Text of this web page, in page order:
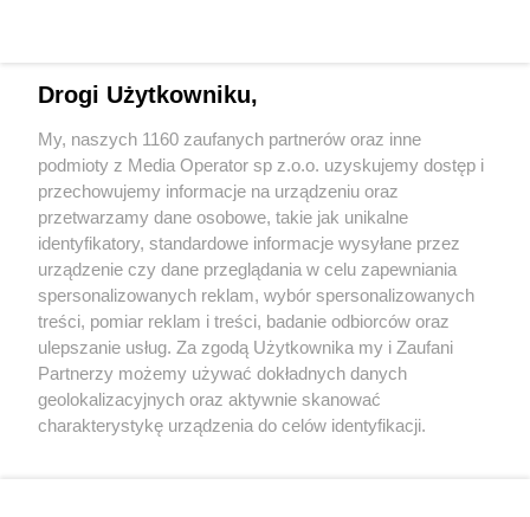
Wydawca mediówlokalnych
Nie zapomnij
zapoznać się z:
polityką prywatności regulamin korzystania z portali
Twojemiasto
Piekary Śląskie
Chorzów
Tarnowskie Góry
Skontaktuj się z nami
Kontakt
Wydawca
Redakcja
Drogi Użytkowniku,
My, naszych 1160 zaufanych partnerów oraz inne
podmioty z Media Operator sp z.o.o. uzyskujemy dostęp i
przechowujemy informacje na urządzeniu oraz
przetwarzamy dane osobowe, takie jak unikalne
identyfikatory, standardowe informacje wysyłane przez
urządzenie czy dane przeglądania w celu zapewniania
spersonalizowanych reklam, wybór spersonalizowanych
treści, pomiar reklam i treści, badanie odbiorców oraz
ulepszanie usług. Za zgodą Użytkownika my i Zaufani
Partnerzy możemy używać dokładnych danych
geolokalizacyjnych oraz aktywnie skanować
charakterystykę urządzenia do celów identyfikacji.